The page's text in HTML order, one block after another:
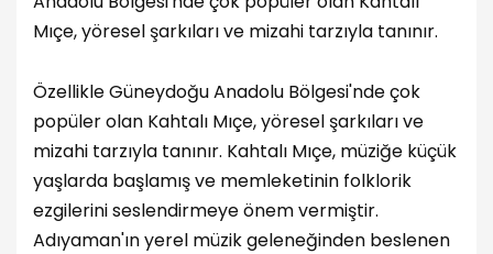
Mıçe, yöresel şarkıları ve mizahi tarzıyla tanınır.
Özellikle Güneydoğu Anadolu Bölgesi'nde çok
popüler olan Kahtalı Mıçe, yöresel şarkıları ve
mizahi tarzıyla tanınır. Kahtalı Mıçe, müziğe küçük
yaşlarda başlamış ve memleketinin folklorik
ezgilerini seslendirmeye önem vermiştir.
Adıyaman'ın yerel müzik geleneğinden beslenen